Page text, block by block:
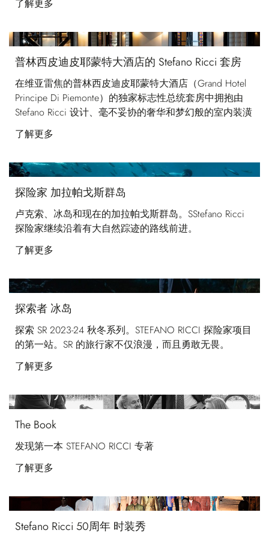
了解更多
普林西皮迪皮耶蒙特大酒店的 Stefano Ricci 套房
在维亚雷焦的普林西皮迪皮耶蒙特大酒店（Grand Hotel
Principe Di Piemonte）的独家标志性总统套房中拥抱由
Stefano Ricci 设计、毫不妥协的奢华和梦幻般的室内装潢
了解更多
探险家 加拉帕戈斯群岛
卢克索、冰岛和现在的加拉帕戈斯群岛。SStefano Ricci
探险家继续沿着有大自然踪迹的路线前进。
了解更多
探索者 冰岛
探索 SR 2023-24 秋冬系列。STEFANO RICCI 探险家项目
的第一站。SR 的旅行家不仅浪漫，而且勇敢无畏。
了解更多
The Book
发现第一本 STEFANO RICCI 专著
了解更多
Stefano Ricci 50周年 时装秀